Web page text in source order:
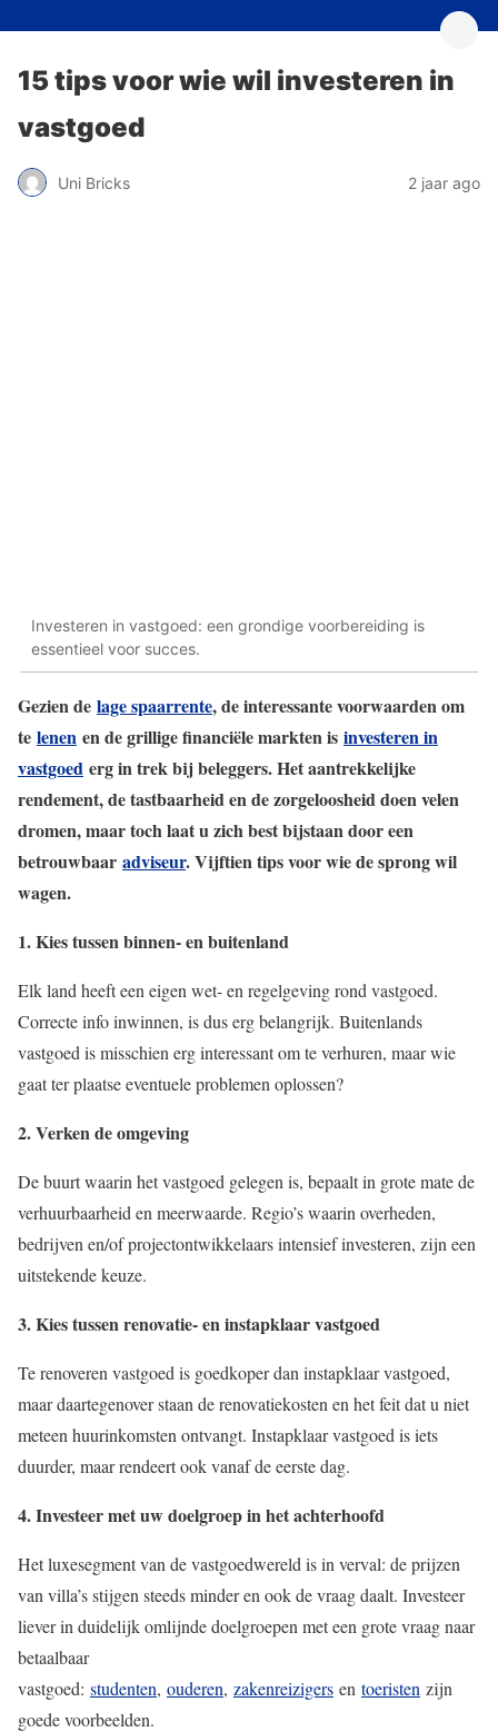
15 tips voor wie wil investeren in
vastgoed
Uni Bricks 2 jaar ago
Investeren in vastgoed: een grondige voorbereiding is
essentieel voor succes.
Gezien de lage spaarrente, de interessante voorwaarden om
te lenen en de grillige financiële markten is investeren in
vastgoed erg in trek bij beleggers. Het aantrekkelijke
rendement, de tastbaarheid en de zorgeloosheid doen velen
dromen, maar toch laat u zich best bijstaan door een
betrouwbaar adviseur. Vijftien tips voor wie de sprong wil
wagen.
1. Kies tussen binnen- en buitenland
Elk land heeft een eigen wet- en regelgeving rond vastgoed.
Correcte info inwinnen, is dus erg belangrijk. Buitenlands
vastgoed is misschien erg interessant om te verhuren, maar wie
gaat ter plaatse eventuele problemen oplossen?
2. Verken de omgeving
De buurt waarin het vastgoed gelegen is, bepaalt in grote mate de
verhuurbaarheid en meerwaarde. Regio’s waarin overheden,
bedrijven en/of projectontwikkelaars intensief investeren, zijn een
uitstekende keuze.
3. Kies tussen renovatie- en instapklaar vastgoed
Te renoveren vastgoed is goedkoper dan instapklaar vastgoed,
maar daartegenover staan de renovatiekosten en het feit dat u niet
meteen huurinkomsten ontvangt. Instapklaar vastgoed is iets
duurder, maar rendeert ook vanaf de eerste dag.
4. Investeer met uw doelgroep in het achterhoofd
Het luxesegment van de vastgoedwereld is in verval: de prijzen
van villa’s stijgen steeds minder en ook de vraag daalt. Investeer
liever in duidelijk omlijnde doelgroepen met een grote vraag naar
betaalbaar
vastgoed: studenten, ouderen, zakenreizigers en toeristen zijn
goede voorbeelden.